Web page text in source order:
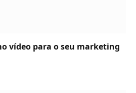
vídeo para o seu marketing